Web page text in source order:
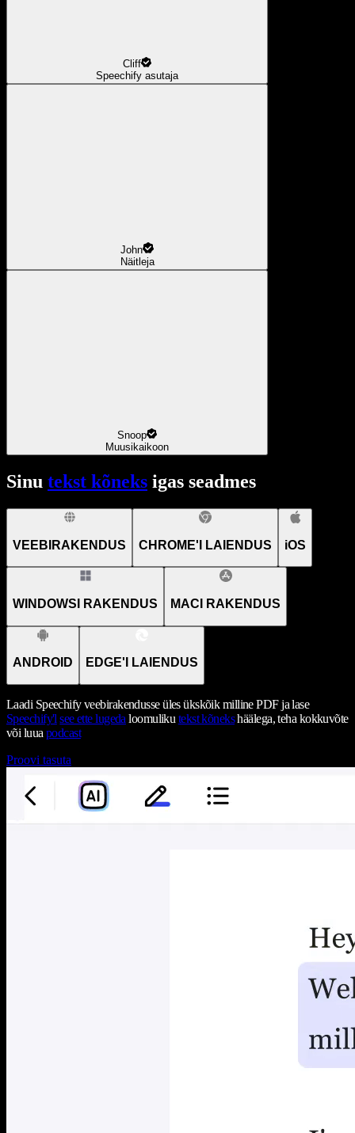
Cliff
Speechify asutaja
John
Näitleja
Snoop
Muusikaikoon
Sinu tekst kõneks igas seadmes
VEEBIRAKENDUS CHROME'I LAIENDUS iOS
WINDOWSI RAKENDUS MACI RAKENDUS
ANDROID EDGE'I LAIENDUS
Laadi Speechify veebirakendusse üles ükskõik milline PDF ja lase
Speechify'l see ette lugeda loomuliku tekst kõnekshäälega, teha kokkuvõte
või luua podcast
Proovi tasuta